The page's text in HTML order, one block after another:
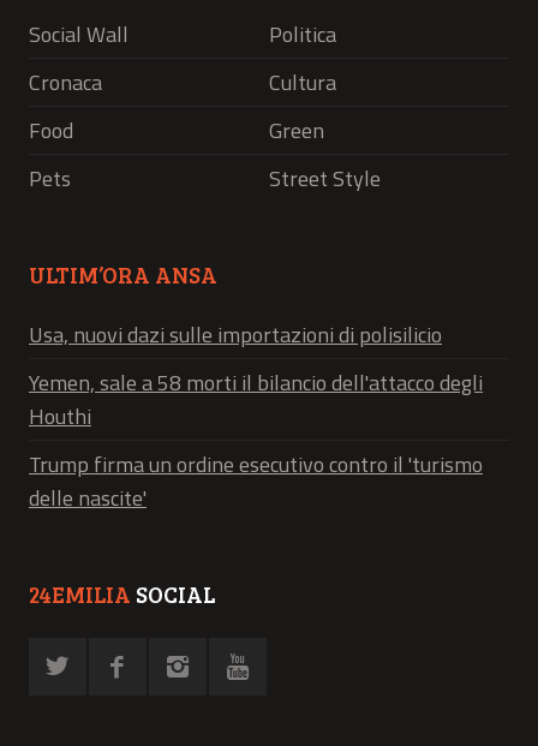
Social Wall
Politica
Cronaca
Cultura
Food
Green
Pets
Street Style
ULTIM’ORA ANSA
Usa, nuovi dazi sulle importazioni di polisilicio
Yemen, sale a 58 morti il bilancio dell'attacco degli
Houthi
Trump firma un ordine esecutivo contro il 'turismo
delle nascite'
24EMILIA SOCIAL